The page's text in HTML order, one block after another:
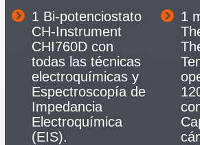
1 Bi-potenciostato
CH-Instrument
CHI760D con
todas las técnicas
electroquímicas y
Espectroscopía de
Impedancia
Electroquímica
(EIS).
1